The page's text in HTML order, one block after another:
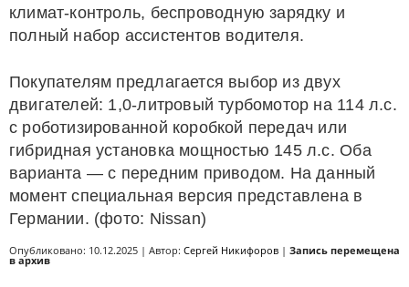
климат-контроль, беспроводную зарядку и
полный набор ассистентов водителя.
Покупателям предлагается выбор из двух
двигателей: 1,0-литровый турбомотор на 114 л.с.
с роботизированной коробкой передач или
гибридная установка мощностью 145 л.с. Оба
варианта — с передним приводом. На данный
момент специальная версия представлена в
Германии. (фото: Nissan)
Опубликовано: 10.12.2025 | Автор: Сергей Никифоров | Запись перемещена
в архив